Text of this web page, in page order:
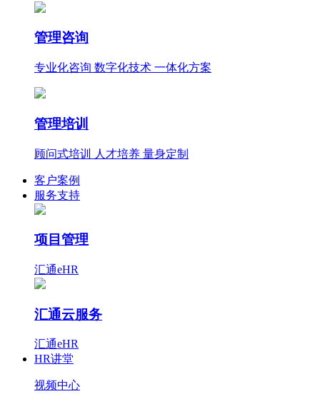
管理咨询
专业化咨询 数字化技术 一体化方案
管理培训
顾问式培训 人才培养 量身定制
客户案例
服务支持
项目管理
汇通eHR
汇通云服务
汇通eHR
HR讲堂
视频中心